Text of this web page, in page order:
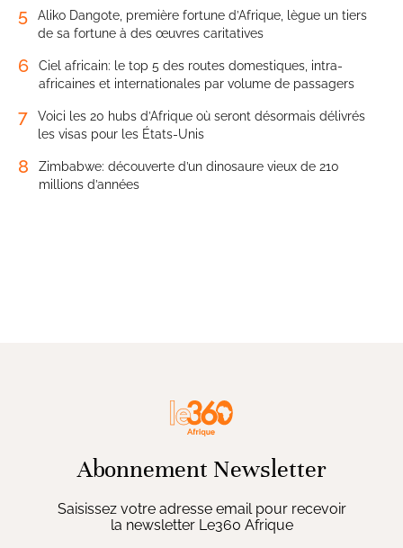
5
Aliko Dangote, première fortune d’Afrique, lègue un tiers
de sa fortune à des œuvres caritatives
6
Ciel africain: le top 5 des routes domestiques, intra-
africaines et internationales par volume de passagers
7
Voici les 20 hubs d’Afrique où seront désormais délivrés
les visas pour les États-Unis
8
Zimbabwe: découverte d’un dinosaure vieux de 210
millions d’années
Abonnement Newsletter
Saisissez votre adresse email pour recevoir
la newsletter Le360 Afrique